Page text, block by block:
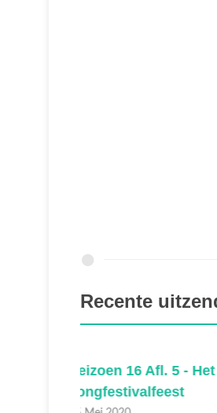
Recente
Do 14 mei 21:30 -
14 Mei 2020